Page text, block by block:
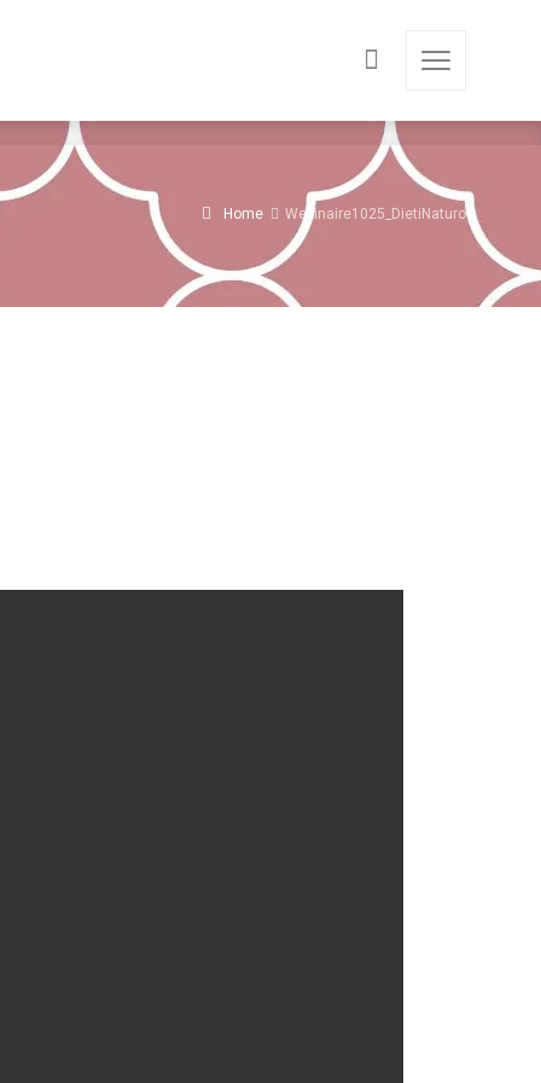
Home Webinaire1025_DietiNaturo